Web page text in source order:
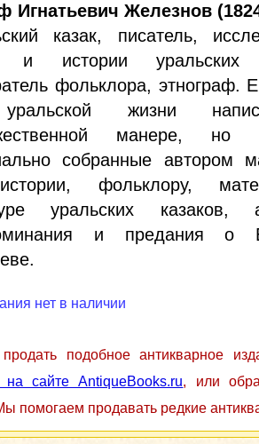
Игнатьевич Железнов
казак, писатель,
и истории уральских
фольклора, этнограф.
жизни
манере, но
собранные автором
фольклору,
уральских
и предания о
нет в наличии
подобное антикварное
на сайте AntiqueBooks.ru, или
помогаем продавать редкие